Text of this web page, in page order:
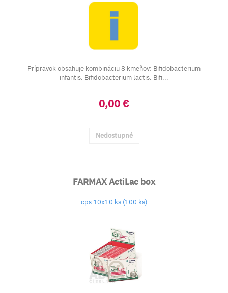
Prípravok obsahuje kombináciu 8 kmeňov: Bifidobacterium
infantis, Bifidobacterium lactis, Bifi...
0,00 €
Nedostupné
FARMAX ActiLac box
cps 10x10 ks (100 ks)